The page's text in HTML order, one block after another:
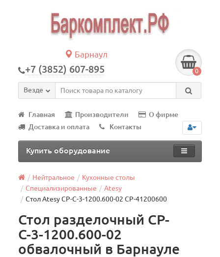
Барнаул
+7 (3852) 607-895 0
Везде
Главная Производители
О фирме
Доставка и оплата
Контакты
Купить оборудование
Нейтральное
Кухонные столы
Специализированные
Atesy
Стол Atesy СР-С-3-1200.600-02 СР-41200600
Стол разделочный СР-
С-3-1200.600-02
обвалочный в Барнауле